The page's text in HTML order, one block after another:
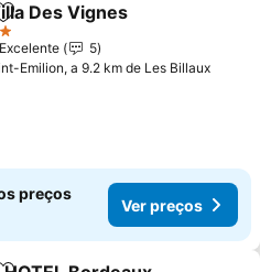
Adicionar aos favoritos
Des Vignes
Excelente
5
Emilion, a 9.2 km de Les Billaux
preços
Ver preços